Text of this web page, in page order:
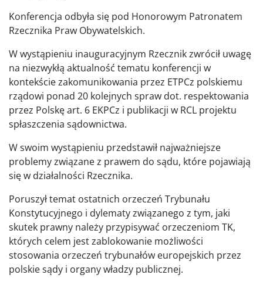
Konferencja odbyła się pod Honorowym Patronatem
Rzecznika Praw Obywatelskich.
W wystąpieniu inauguracyjnym Rzecznik zwrócił uwagę
na niezwykłą aktualność tematu konferencji w
kontekście zakomunikowania przez ETPCz polskiemu
rządowi ponad 20 kolejnych spraw dot. respektowania
przez Polskę art. 6 EKPCz i publikacji w RCL projektu
spłaszczenia sądownictwa.
W swoim wystąpieniu przedstawił najważniejsze
problemy związane z prawem do sądu, które pojawiają
się w działalności Rzecznika.
Poruszył temat ostatnich orzeczeń Trybunału
Konstytucyjnego i dylematy związanego z tym, jaki
skutek prawny należy przypisywać orzeczeniom TK,
których celem jest zablokowanie możliwości
stosowania orzeczeń trybunałów europejskich przez
polskie sądy i organy władzy publicznej.